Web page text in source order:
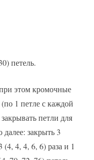
петель.
этом кромочные
1 петле с каждой
петли для
закрыть 3
(4, 4, 4, 6, 6) раза и 1